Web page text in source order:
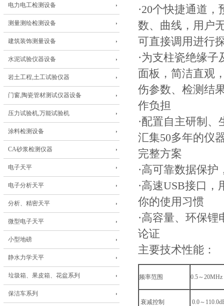
电力电工检测设备
测量测绘检测设备
建筑装饰测量设备
水泥试验仪器设备
岩土工程,土工试验仪器
门窗,陶瓷管材测试仪器设备
压力试验机,万能试验机
涂料检测设备
CA砂浆检测仪器
电子天平
电子分析天平
分析、精密天平
微型电子天平
小型地磅
静水力学天平
垃圾箱、果皮箱、花盆系列
保洁车系列
·20个快捷通道
数、曲线，用户
可直接调用进行
·为支柱瓷绝缘
面板，简洁直观
伤参数、检测结
作负担
·配置自主研制
汇集50多年的仪
完整方案
·高可靠数据保
·高速USB接口
你的使用习惯
·高容量、环保
论证
主要技术性能：
频率范围 0.5～20MHz
衰减控制 0.0～